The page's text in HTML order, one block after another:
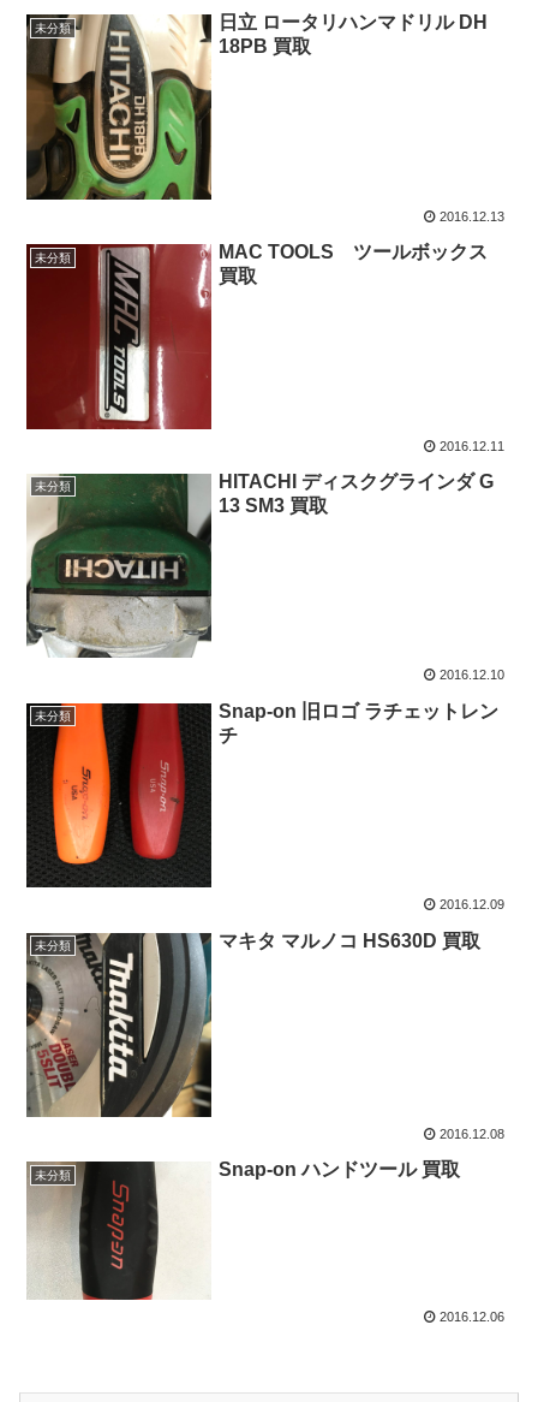
未分類
日立 ロータリハンマドリル DH
18PB 買取
2016.12.13
未分類
MAC TOOLS ツールボックス
買取
2016.12.11
未分類
HITACHI ディスクグラインダ G
13 SM3 買取
2016.12.10
未分類
Snap-on 旧ロゴ ラチェットレン
チ
2016.12.09
未分類 マキタ マルノコ HS630D 買取
2016.12.08
未分類 Snap-on ハンドツール 買取
2016.12.06